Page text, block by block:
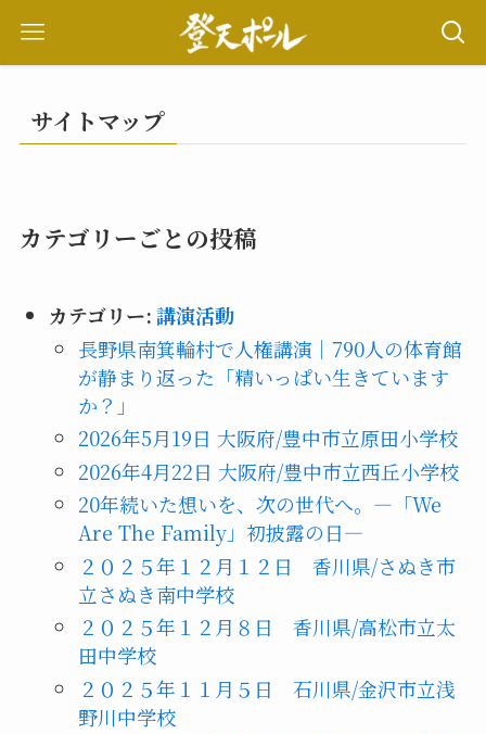
サイトマップ
カテゴリーごとの投稿
カテゴリー:講演活動
長野県南箕輪村で人権講演｜790人の体育館
が静まり返った「精いっぱい生きています
か？」
2026年5月19日 大阪府/豊中市立原田小学校
2026年4月22日 大阪府/豊中市立西丘小学校
20年続いた想いを、次の世代へ。―「We
Are The Family」初披露の日―
２０２５年１２月１２日 香川県/さぬき市
立さぬき南中学校
２０２５年１２月８日 香川県/高松市立太
田中学校
２０２５年１１月５日 石川県/金沢市立浅
野川中学校